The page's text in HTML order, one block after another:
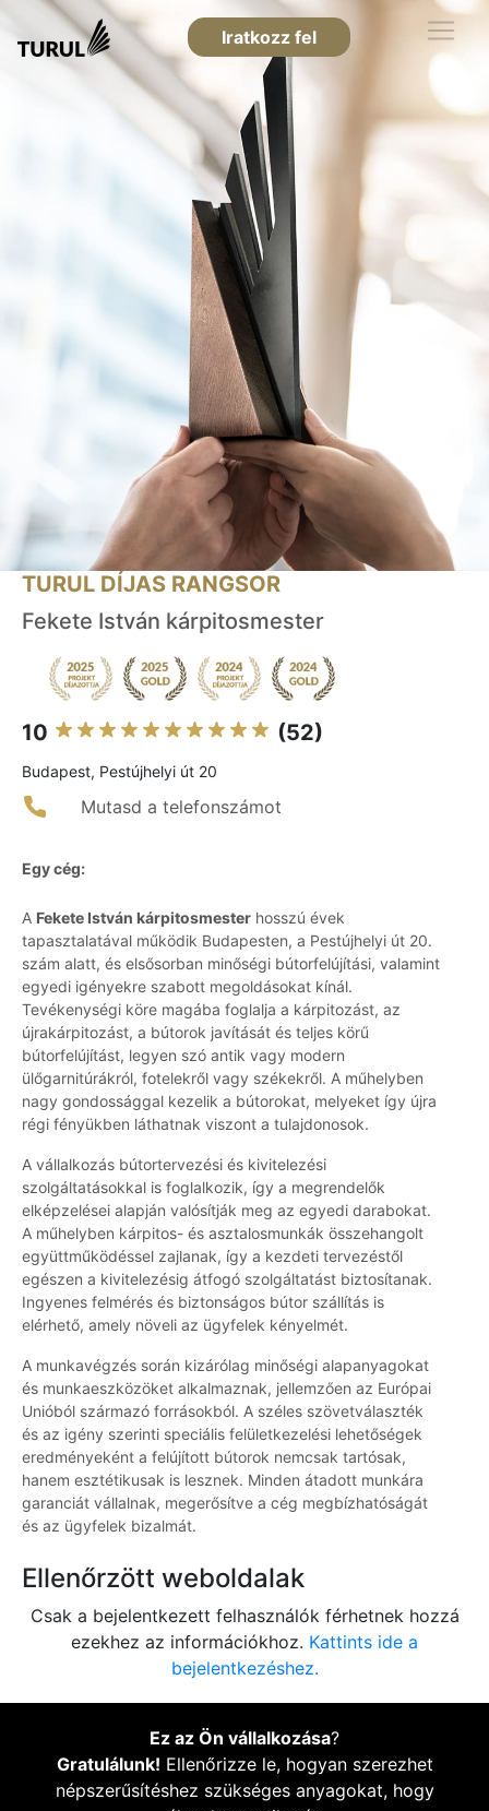
Iratkozz fel
TURUL DÍJAS RANGSOR
Fekete István kárpitosmester
10 (52)
Budapest, Pestújhelyi út 20
Mutasd a telefonszámot
Egy cég:
A Fekete István kárpitosmester hosszú évek
tapasztalatával működik Budapesten, a Pestújhelyi út 20.
szám alatt, és elsősorban minőségi bútorfelújítási, valamint
egyedi igényekre szabott megoldásokat kínál.
Tevékenységi köre magába foglalja a kárpitozást, az
újrakárpitozást, a bútorok javítását és teljes körű
bútorfelújítást, legyen szó antik vagy modern
ülőgarnitúrákról, fotelekről vagy székekről. A műhelyben
nagy gondossággal kezelik a bútorokat, melyeket így újra
régi fényükben láthatnak viszont a tulajdonosok.
A vállalkozás bútortervezési és kivitelezési
szolgáltatásokkal is foglalkozik, így a megrendelők
elképzelései alapján valósítják meg az egyedi darabokat.
A műhelyben kárpitos- és asztalosmunkák összehangolt
együttműködéssel zajlanak, így a kezdeti tervezéstől
egészen a kivitelezésig átfogó szolgáltatást biztosítanak.
Ingyenes felmérés és biztonságos bútor szállítás is
elérhető, amely növeli az ügyfelek kényelmét.
A munkavégzés során kizárólag minőségi alapanyagokat
és munkaeszközöket alkalmaznak, jellemzően az Európai
Unióból származó forrásokból. A széles szövetválaszték
és az igény szerinti speciális felületkezelési lehetőségek
eredményeként a felújított bútorok nemcsak tartósak,
hanem esztétikusak is lesznek. Minden átadott munkára
garanciát vállalnak, megerősítve a cég megbízhatóságát
és az ügyfelek bizalmát.
Ellenőrzött weboldalak
Csak a bejelentkezett felhasználók férhetnek hozzá
ezekhez az információkhoz. Kattints ide a
bejelentkezéshez.
Ez az Ön vállalkozása?
Gratulálunk! Ellenőrizze le, hogyan szerezhet
népszerűsítéshez szükséges anyagokat, hogy